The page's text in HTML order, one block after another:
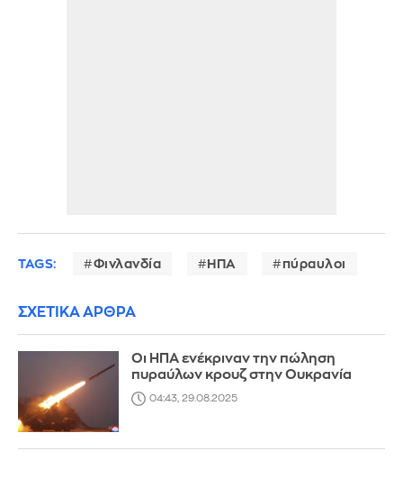
TAGS: Φινλανδία ΗΠΑ πύραυλοι
ΣΧΕΤΙΚΑ ΑΡΘΡΑ
Οι ΗΠΑ ενέκριναν την πώληση
πυραύλων κρουζ στην Ουκρανία
04:43, 29.08.2025